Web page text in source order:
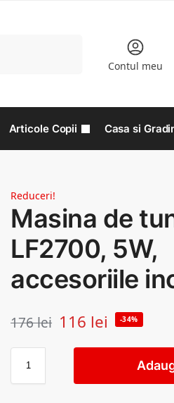
Contul meu
Articole Copii Casa si
Reduceri!
Masina de
LF2700, 5W,
accesoriile
176lei 116 lei -34%